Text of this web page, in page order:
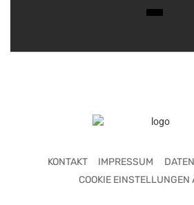
KONTAKT IMPRESSUM
COOKIE EINSTELLUNGEN